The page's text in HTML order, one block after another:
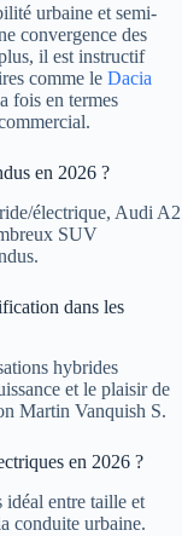
urbaine et semi-
convergence des
il est instructif
comme le Dacia
fois en termes
en 2026 ?
électrique, Audi A2
SUV
dans les
hybrides
et le plaisir de
Martin Vanquish S.
en 2026 ?
entre taille et
conduite urbaine.